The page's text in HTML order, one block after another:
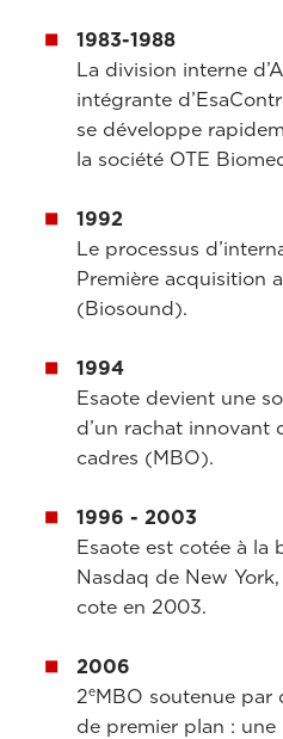
1983-1988
La division interne
intégrante
se développe
la société OTE
1992
Le processus
Première acquisition
(Biosound).
1994
Esaote devient une
d’un rachat innovant
cadres (MBO).
1996 - 2003
Esaote est cotée à la
Nasdaq de New
cote en 2003.
2006
2eMBO soutenue par
de premier plan :